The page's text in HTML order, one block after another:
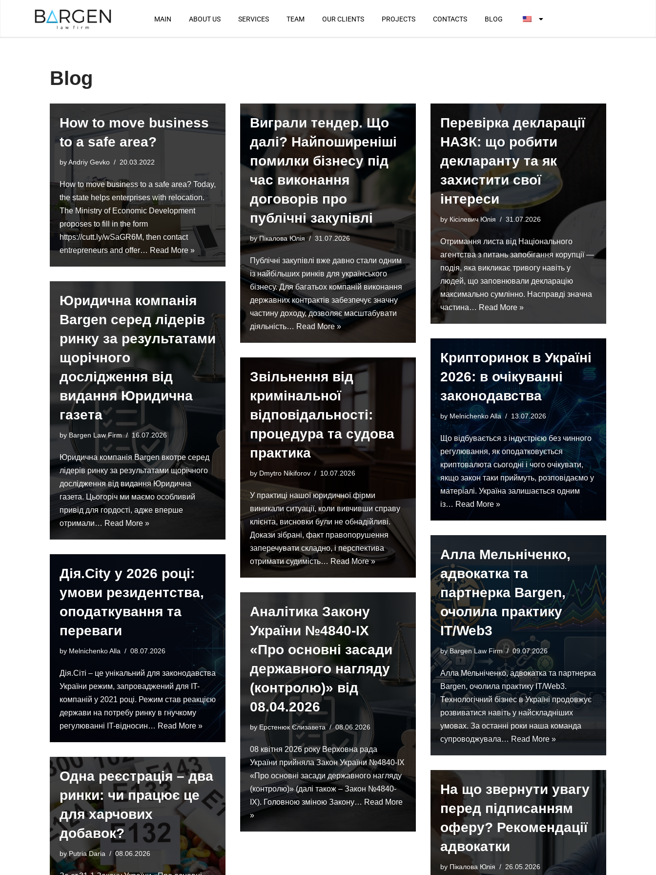
MAIN ABOUT US SERVICES TEAM OUR CLIENTS PROJECTS CONTACTS BLOG
Blog
How to move business
to a safe area?
byAndriy Gevko 20.03.2022
How to move business to a safe area? Today,
the state helps enterprises with relocation.
The Ministry of Economic Development
proposes to fill in the form
https://cutt.ly/wSaGR6M, then contact
entrepreneurs and offer… Read More »
Виграли тендер. Що
далі? Найпоширеніші
помилки бізнесу під
час виконання
договорів про
публічні закупівлі
byПікалова Юлія 31.07.2026
Публічні закупівлі вже давно стали одним
із найбільших ринків для українського
бізнесу. Для багатьох компаній виконання
державних контрактів забезпечує значну
частину доходу, дозволяє масштабувати
діяльність… Read More »
Перевірка декларації
НАЗК: що робити
декларанту та як
захистити свої
інтереси
by Кісілевич Юлія 31.07.2026
Отримання листа від Національного
агентства з питань запобігання корупції —
подія, яка викликає тривогу навіть у
людей, що заповнювали декларацію
максимально сумлінно. Насправді значна
частина… Read More »
Юридична компанія
Bargen серед лідерів
ринку за результатами
щорічного
дослідження від
видання Юридична
газета
by Bargen Law Firm 16.07.2026
Юридична компанія Bargen вкотре серед
лідерів ринку за результатами щорічного
дослідження від видання Юридична
газета. Цьогоріч ми маємо особливий
привід для гордості, адже вперше
отримали… Read More »
Крипторинок в Україні
2026: в очікуванні
законодавства
by Melnichenko Alla 13.07.2026
Що відбувається з індустрією без чинного
регулювання, як оподатковується
криптовалюта сьогодні і чого очікувати,
якщо закон таки приймуть, розповідаємо у
матеріалі. Україна залишається одним
із… Read More »
Звільнення від
кримінальної
відповідальності:
процедура та судова
практика
by Dmytro Nikiforov 10.07.2026
У практиці нашої юридичної фірми
виникали ситуації, коли вивчивши справу
клієнта, висновки були не обнадійливі.
Докази зібрані, факт правопорушення
заперечувати складно, і перспектива
отримати судимість… Read More »
Алла Мельніченко,
адвокатка та
партнерка Bargen,
очолила практику
IT/Web3
by Bargen Law Firm 09.07.2026
Алла Мельніченко, адвокатка та партнерка
Bargen, очолила практику IT/Web3.
Технологічний бізнес в Україні продовжує
розвиватися навіть у найскладніших
умовах. За останні роки наша команда
супроводжувала… Read More »
Дія.City у 2026 році:
умови резидентства,
оподаткування та
переваги
by Melnichenko Alla 08.07.2026
Дія.Сіті – це унікальний для законодавства
України режим, запроваджений для IT-
компаній у 2021 році. Режим став реакцією
держави на потребу ринку в гнучкому
регулюванні IT-відносин… Read More »
Аналітика Закону
України №4840-IX
«Про основні засади
державного нагляду
(контролю)» від
08.04.2026
byЕрстенюк Єлизавета 08.06.2026
08 квітня 2026 року Верховна рада
України прийняла Закон України №4840-IX
«Про основні засади державного нагляду
(контролю)» (далі також – Закон №4840-
IX). Головною зміною Закону… Read More
»
Одна реєстрація – два
ринки: чи працює це
для харчових
добавок?
by Putria Daria 08.06.2026
На що звернути увагу
перед підписанням
оферу? Рекомендації
адвокатки
by Пікалова Юлія 26.05.2026